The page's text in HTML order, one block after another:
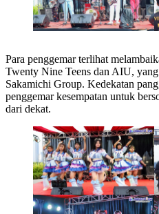
Para penggemar terlihat
Twenty Nine Teens dan AIU,
Sakamichi Group. Kedekatan
penggemar kesempatan untuk
dari dekat.